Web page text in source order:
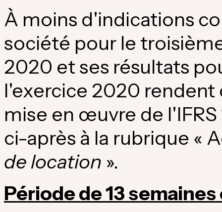
À moins d'indications
société pour le
2020 et ses résultats
l'exercice 2020
mise en œuvre de
ci-après à la rubrique «
de location ».
Période de 13